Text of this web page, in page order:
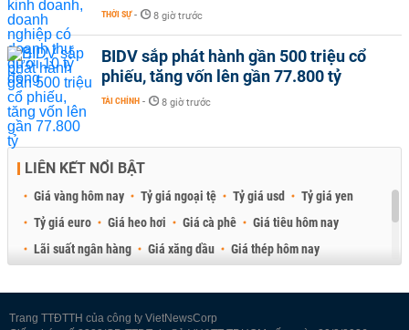
THỜI SỰ - 8 giờ trước
BIDV sắp phát hành gần 500 triệu cổ
phiếu, tăng vốn lên gần 77.800 tỷ
TÀI CHÍNH - 8 giờ trước
LIÊN KẾT NỔI BẬT
Giá vàng hôm nay Tỷ giá ngoại tệ Tỷ giá usd
Tỷ giá yen
Tỷ giá euro
Giá heo hơi Giá cà phê
Giá tiêu hôm nay
Lãi suất ngân hàng
Giá xăng dầu
Giá thép hôm nay
Trang TTĐTTH của công ty VietNewsCorp